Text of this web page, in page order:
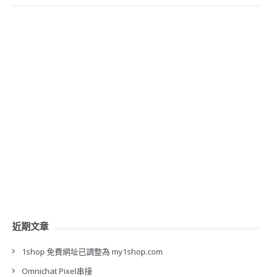
近期文章
1shop 免費網址已調整為 my1shop.com
Omnichat Pixel串接